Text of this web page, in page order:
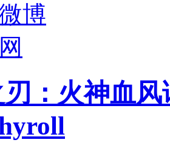
博
刃：火神血